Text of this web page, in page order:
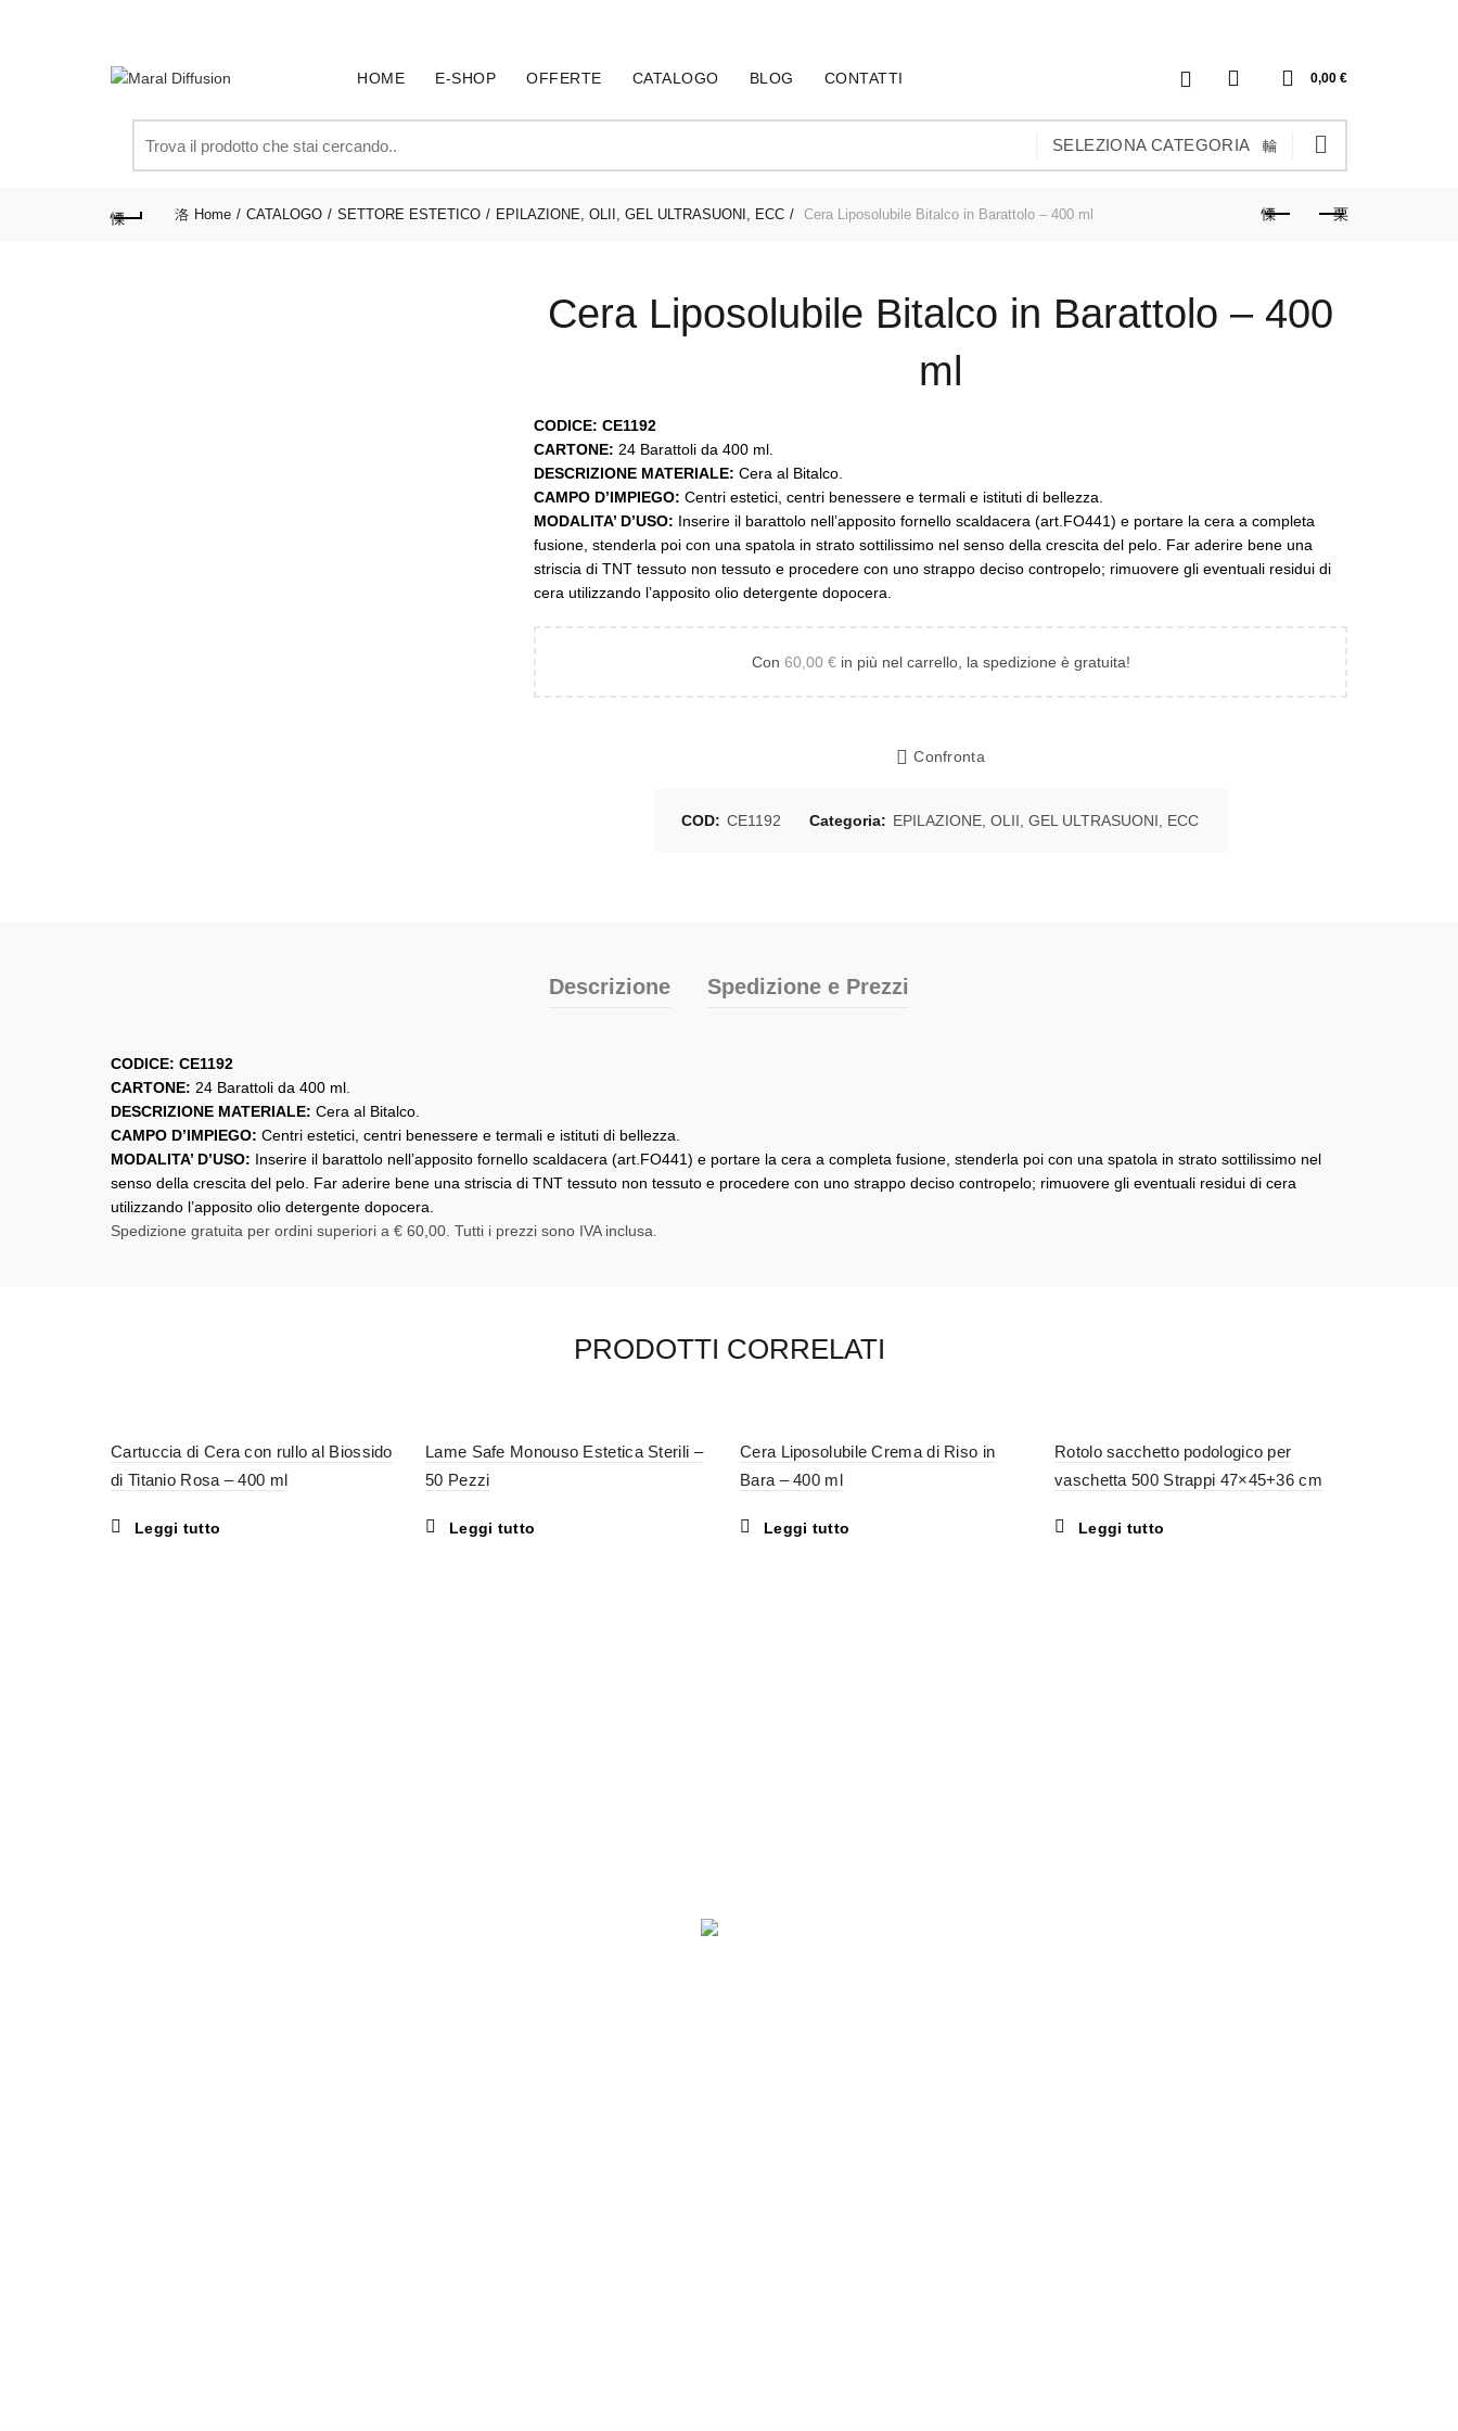
HOME E-SHOP OFFERTE CATALOGO BLOG CONTATTI 0,00 €
for:
SELEZIONA CATEGORIA
Home CATALOGO SETTORE ESTETICO EPILAZIONE, OLII, GEL ULTRASUONI, ECC Cera Liposolubile Bitalco in Barattolo – 400 ml
Cera Liposolubile Bitalco in Barattolo – 400
ml
CODICE: CE1192
CARTONE: 24 Barattoli da 400 ml.
DESCRIZIONE MATERIALE: Cera al Bitalco.
CAMPO D’IMPIEGO: Centri estetici, centri benessere e termali e istituti di bellezza.
MODALITA’ D’USO: Inserire il barattolo nell’apposito fornello scaldacera (art.FO441) e portare la cera a completa
fusione, stenderla poi con una spatola in strato sottilissimo nel senso della crescita del pelo. Far aderire bene una
striscia di TNT tessuto non tessuto e procedere con uno strappo deciso contropelo; rimuovere gli eventuali residui di
cera utilizzando l’apposito olio detergente dopocera.
Con 60,00 €in più nel carrello, la spedizione è gratuita!
Confronta
COD: CE1192 Categoria: EPILAZIONE, OLII, GEL ULTRASUONI, ECC
Descrizione Spedizione e Prezzi
CODICE: CE1192
CARTONE: 24 Barattoli da 400 ml.
DESCRIZIONE MATERIALE: Cera al Bitalco.
CAMPO D’IMPIEGO: Centri estetici, centri benessere e termali e istituti di bellezza.
MODALITA’ D’USO: Inserire il barattolo nell’apposito fornello scaldacera (art.FO441) e portare la cera a completa fusione, stenderla poi con una spatola in strato sottilissimo nel
senso della crescita del pelo. Far aderire bene una striscia di TNT tessuto non tessuto e procedere con uno strappo deciso contropelo; rimuovere gli eventuali residui di cera
utilizzando l’apposito olio detergente dopocera.
Spedizione gratuita per ordini superiori a € 60,00. Tutti i prezzi sono IVA inclusa.
PRODOTTI CORRELATI
Cartuccia di Cera con rullo al Biossido
di Titanio Rosa – 400 ml
Leggi tutto
Lame Safe Monouso Estetica Sterili –
50 Pezzi
Leggi tutto
Cera Liposolubile Crema di Riso in
Bara – 400 ml
Leggi tutto
Rotolo sacchetto podologico per
vaschetta 500 Strappi 47×45+36 cm
Leggi tutto